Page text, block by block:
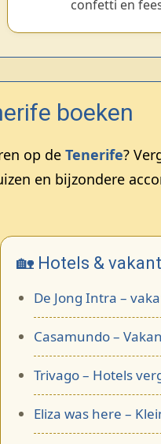
confetti en
boeken
op de Tenerife?
en bijzondere
🏡 Hotels &
De Jong Intra –
Casamundo –
Trivago – Hotels
Eliza was here –